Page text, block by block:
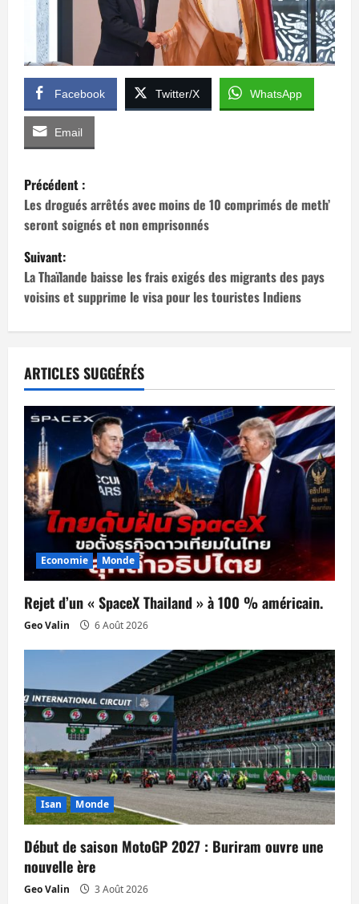
Facebook Twitter/X WhatsApp
Email
N
a
v
i
g
t
i
n
d
a
r
t
i
c
l
e
Précédent :
Les drogués arrêtés avec moins de 10 comprimés de meth’
seront soignés et non emprisonnés
Suivant:
La Thaïlande baisse les frais exigés des migrants des pays
voisins et supprime le visa pour les touristes Indiens
ARTICLES SUGGÉRÉS
Economie Monde
Rejet d’un « SpaceX Thailand » à 100 % américain.
Geo Valin 6 Août 2026
Isan Monde
Début de saison MotoGP 2027 : Buriram ouvre une
nouvelle ère
Geo Valin 3 Août 2026